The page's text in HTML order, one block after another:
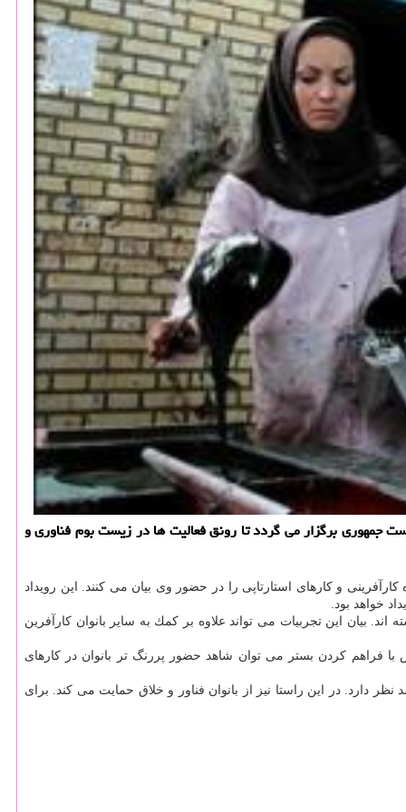
جمهوری برگزار می گردد تا رونق فعالیت ها در زیست بوم فناوری و
و كارهای استارتاپی را در حضور وی بیان می كنند. این رویداد
بیان این تجربیات می تواند علاوه بر كمك به سایر بانوان كارآفرین
در سطوح كارشناسی و بالاتر قرار دارند. پس با فراهم كردن بستر می توان شاهد حضور پررنگ تر بانوان در كارهای
دارد. در این راستا نیز از بانوان فناور و خلاق حمایت می كند. برای